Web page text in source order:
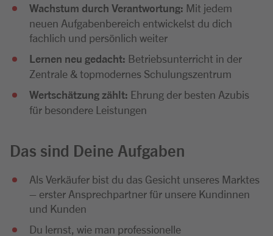
Wachstum durch Verantwortung: Mit jedem
neuen Aufgabenbereich entwickelst du dich
fachlich und persönlich weiter
Lernen neu gedacht: Betriebsunterricht in der
Zentrale & topmodernes Schulungszentrum
Wertschätzung zählt: Ehrung der besten Azubis
für besondere Leistungen
Das sind Deine Aufgaben
Als Verkäufer bist du das Gesicht unseres Marktes
– erster Ansprechpartner für unsere Kundinnen
und Kunden
Du lernst, wie man professionelle